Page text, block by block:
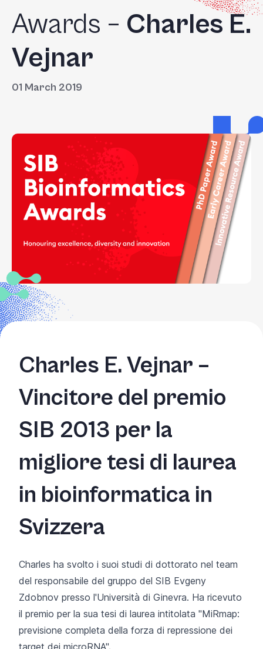
Awards – Charles E.
Vejnar
01 March 2019
Charles E. Vejnar –
Vincitore del premio
SIB 2013 per la
migliore tesi di laurea
in bioinformatica in
Svizzera
Charles ha svolto i suoi studi di dottorato nel team
del responsabile del gruppo del SIB Evgeny
Zdobnov presso l'Università di Ginevra. Ha ricevuto
il premio per la sua tesi di laurea intitolata "MiRmap:
previsione completa della forza di repressione dei